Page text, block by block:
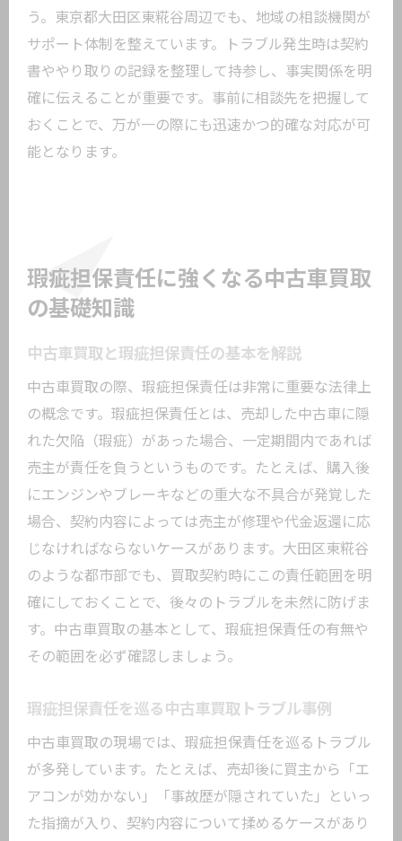
う。東京都大田区東糀谷周辺でも、地域の相談機関が
サポート体制を整えています。トラブル発生時は契約
書ややり取りの記録を整理して持参し、事実関係を明
確に伝えることが重要です。事前に相談先を把握して
おくことで、万が一の際にも迅速かつ的確な対応が可
能となります。
瑕疵担保責任に強くなる中古車買取
の基礎知識
中古車買取と瑕疵担保責任の基本を解説
中古車買取の際、瑕疵担保責任は非常に重要な法律上
の概念です。瑕疵担保責任とは、売却した中古車に隠
れた欠陥（瑕疵）があった場合、一定期間内であれば
売主が責任を負うというものです。たとえば、購入後
にエンジンやブレーキなどの重大な不具合が発覚した
場合、契約内容によっては売主が修理や代金返還に応
じなければならないケースがあります。大田区東糀谷
のような都市部でも、買取契約時にこの責任範囲を明
確にしておくことで、後々のトラブルを未然に防げま
す。中古車買取の基本として、瑕疵担保責任の有無や
その範囲を必ず確認しましょう。
瑕疵担保責任を巡る中古車買取トラブル事例
中古車買取の現場では、瑕疵担保責任を巡るトラブル
が多発しています。たとえば、売却後に買主から「エ
アコンが効かない」「事故歴が隠されていた」といっ
た指摘が入り、契約内容について揉めるケースがあり